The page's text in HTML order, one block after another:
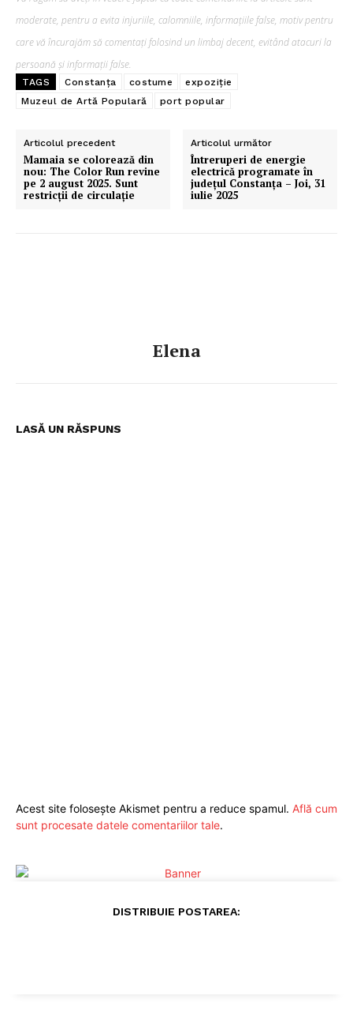
moderate, pentru a evita injuriile, calomniile, informațiile false, motiv pentru
care vă încurajăm să comentați folosind un limbaj decent, evitând atacuri la
persoană și informații false.
TAGS Constanța costume
expoziție
Muzeul de Artă Populară
port popular
Articolul precedent
Mamaia se colorează din
nou: The Color Run revine
pe 2 august 2025. Sunt
restricții de circulație
Articolul următor
Întreruperi de energie
electrică programate în
județul Constanța – Joi, 31
iulie 2025
Elena
LASĂ UN RĂSPUNS
Acest site folosește Akismet pentru a reduce spamul. Află cum
sunt procesate datele comentariilor tale.
DISTRIBUIE POSTAREA: